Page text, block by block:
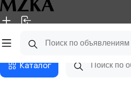
Главная Магазины
Каталог